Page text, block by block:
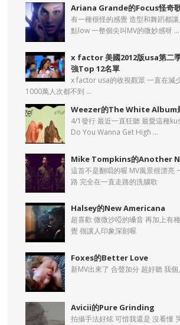
Ariana Grande的Focus怪奇
有一種很怪的感覺 造型和舞蹈都
點low 一整個尖叫MV的微妙感呀 ...
x factor 美國2012版usa第二
強Top 12名單
x factor usa的收視觀眾 一直在減
1000萬人次都不到 ...
Weezer的The White Album
4/1發行 最近一直狂聽 最愛這種
Do You Wanna Get High ...
Mike Tompkins的Another
這首不是翻唱的喔 MV風景很漂亮
路 完全在一直走路的洗腦歌
Halsey的New Americana
超喜歡 微微沙啞的嗓音 再加上有
覺 很讓人印象深刻喔
Foxes的Better Love
新MV出來了 合聲加分 超好聽 我個
Avicii的Pure Grinding
拍攝手法好炫 可惜我還是 沒看懂